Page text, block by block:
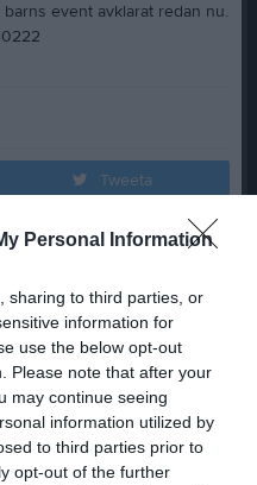
Personal Information
sharing to third parties, or
information for
use the below opt-out
Please note that after your
may continue seeing
information utilized by
to third parties prior to
opt-out of the further
event avklarat redan nu.
Tweeta
Inför lördag fotografering